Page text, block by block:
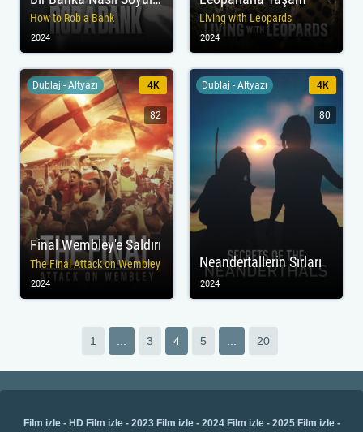
How to Rob a Bank
2024
Living with Leopards
2024
Final Wembley'e Saldırı
The Final Attack on Wembley
Dublaj - Altyazı 4K
82
2024
Neandertallerin Sırları
Dublaj - Altyazı 4K
80
2024
1 3 4 5 20
Film izle- HD Film izle- 2023 Film izle- 2024 Film izle- 2025 Film izle-